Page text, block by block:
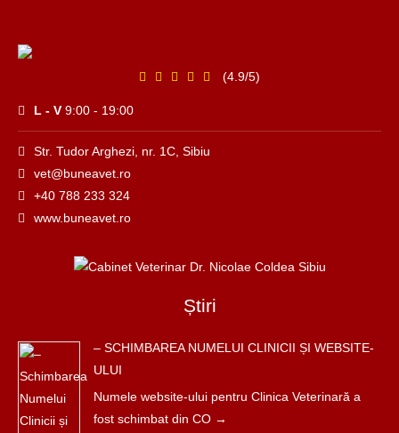
(4.9/5)
L - V 9:00 - 19:00
Str. Tudor Arghezi, nr. 1C, Sibiu
vet@buneavet.ro
+40 788 233 324
www.buneavet.ro
Știri
– SCHIMBAREA NUMELUI CLINICII ȘI WEBSITE-
ULUI
Numele website-ului pentru Clinica Veterinară a
fost schimbat din CO